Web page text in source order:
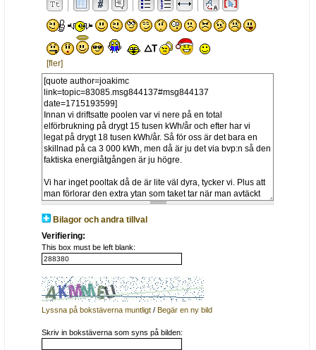
[fler]
Bilagor och andra tillval
Verifiering:
This box must be left blank:
Lyssna på bokstäverna muntligt /Begär en ny bild
Skriv in bokstäverna som syns på bilden: